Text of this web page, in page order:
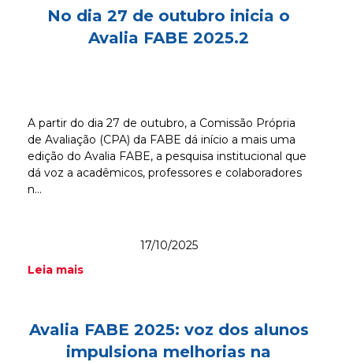
No dia 27 de outubro inicia o
Avalia FABE 2025.2
A partir do dia 27 de outubro, a Comissão Própria
de Avaliação (CPA) da FABE dá início a mais uma
edição do Avalia FABE, a pesquisa institucional que
dá voz a acadêmicos, professores e colaboradores
n...
17/10/2025
Leia mais
Avalia FABE 2025: voz dos alunos
impulsiona melhorias na